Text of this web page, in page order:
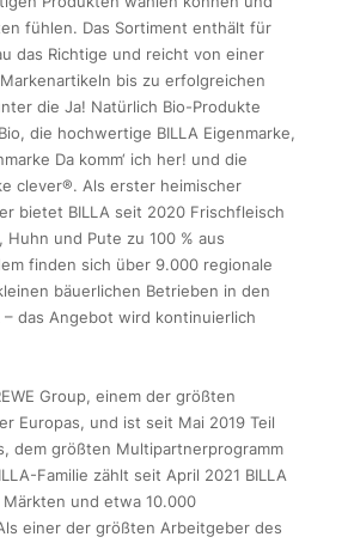
fühlen. Das Sortiment enthält für
das Richtige und reicht von einer
bis zu erfolgreichen
die Ja! Natürlich Bio-Produkte
die hochwertige BILLA Eigenmarke,
Da komm‘ ich her! und die
clever®. Als erster heimischer
bietet BILLA seit 2020 Frischfleisch
Huhn und Pute zu 100 % aus
finden sich über 9.000 regionale
bäuerlichen Betrieben in den
– das Angebot wird kontinuierlich
Group, einem der größten
Europas, und ist seit Mai 2019 Teil
dem größten Multipartnerprogramm
Familie zählt seit April 2021 BILLA
Märkten und etwa 10.000
einer der größten Arbeitgeber des